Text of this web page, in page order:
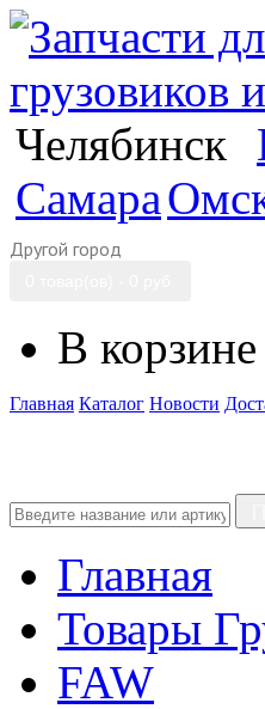
Челябинск
Самара
Другой город
В
Главная Каталог Новости
Главная
Товары
FAW